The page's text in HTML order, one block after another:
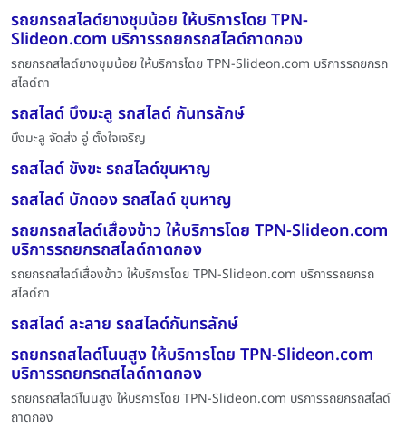
รถยกรถสไลด์ยางชุมน้อย ให้บริการโดย TPN-
Slideon.com บริการรถยกรถสไลด์ถาดกอง
รถยกรถสไลด์ยางชุมน้อย ให้บริการโดย TPN-Slideon.com บริการรถยกรถ
สไลด์ถา
รถสไลด์ บึงมะลู รถสไลด์ กันทรลักษ์
บึงมะลู จัดส่ง อู่ ตั้งใจเจริญ
รถสไลด์ ขังขะ รถสไลด์ขุนหาญ
รถสไลด์ บักดอง รถสไลด์ ขุนหาญ
รถยกรถสไลด์เสื่องข้าว ให้บริการโดย TPN-Slideon.com
บริการรถยกรถสไลด์ถาดกอง
รถยกรถสไลด์เสื่องข้าว ให้บริการโดย TPN-Slideon.com บริการรถยกรถ
สไลด์ถา
รถสไลด์ ละลาย รถสไลด์กันทรลักษ์
รถยกรถสไลด์โนนสูง ให้บริการโดย TPN-Slideon.com
บริการรถยกรถสไลด์ถาดกอง
รถยกรถสไลด์โนนสูง ให้บริการโดย TPN-Slideon.com บริการรถยกรถสไลด์
ถาดกอง